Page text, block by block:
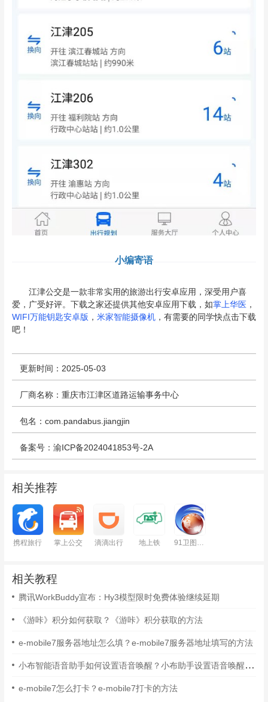
小编寄语
江津公交是一款非常实用的旅游出行安卓应用，深受用户喜
爱，广受好评。下载之家还提供其他安卓应用下载，如掌上华医，
WIFI万能钥匙安卓版 ， 米家智能摄像机，有需要的同学快点击下载
吧！
更新时间：2025-05-03
厂商名称：重庆市江津区道路运输事务中心
包名：com.pandabus.jiangjin
备案号：渝ICP备2024041853号-2A
相关推荐
携程旅行 掌上公交 滴滴出行 地上铁 91卫图助手
相关教程
腾讯WorkBuddy宣布：Hy3模型限时免费体验继续延期
《游咔》积分如何获取？《游咔》积分获取的方法
e-mobile7服务器地址怎么填？e-mobile7服务器地址填写的方法
小布智能语音助手如何设置语音唤醒？小布助手设置语音唤醒的方法
e-mobile7怎么打卡？e-mobile7打卡的方法